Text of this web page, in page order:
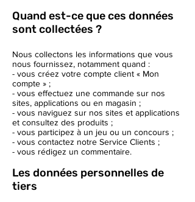
Quand est-ce que ces données
sont collectées ?
Nous collectons les informations que vous
nous fournissez, notamment quand :
- vous créez votre compte client « Mon
compte » ;
- vous effectuez une commande sur nos
sites, applications ou en magasin ;
- vous naviguez sur nos sites et applications
et consultez des produits ;
- vous participez à un jeu ou un concours ;
- vous contactez notre Service Clients ;
- vous rédigez un commentaire.
Les données personnelles de
tiers